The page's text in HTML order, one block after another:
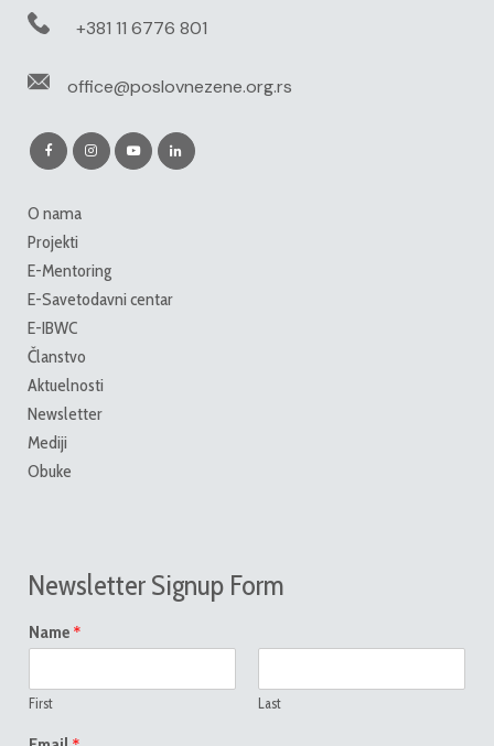
+381 11 6776 801
office@poslovnezene.org.rs
O nama
Projekti
E-Mentoring
E-Savetodavni centar
E-IBWC
Članstvo
Aktuelnosti
Newsletter
Mediji
Obuke
Newsletter Signup Form
Name *
First Last